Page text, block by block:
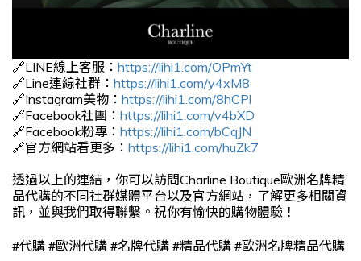
🔗LINE線上客服： https://lihi1.com/OPmYt
🔗Line連線社群： https://lihi1.com/y4xM8
🔗Instagram美物： https://lihi1.com/8hCPl
🔗Facebook社團： https://lihi1.com/v4bXD
🔗Facebook粉專： https://lihi1.com/bCqJN
🔗官方網站看更多： https://lihi1.com/huZk7
透過以上的連結，你可以訪問Charline Boutique歐洲名牌精
品代購的不同社群媒體平台以及官方網站，了解更多相關資
訊，並與我們取得聯繫。祝你有愉快的購物體驗！
#代購 #歐洲代購 #名牌代購 #精品代購 #歐洲名牌精品代購